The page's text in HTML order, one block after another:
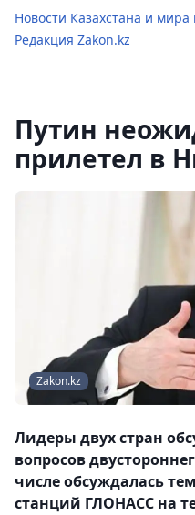
Новости Казахстана и мира
Редакция Zakon.kz
Путин
прилетел в
Zakon.kz
Лидеры двух стран
вопросов
числе обсуждалась
станций ГЛОНАСС на